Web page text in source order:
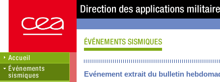
Evénement extrait du bulletin